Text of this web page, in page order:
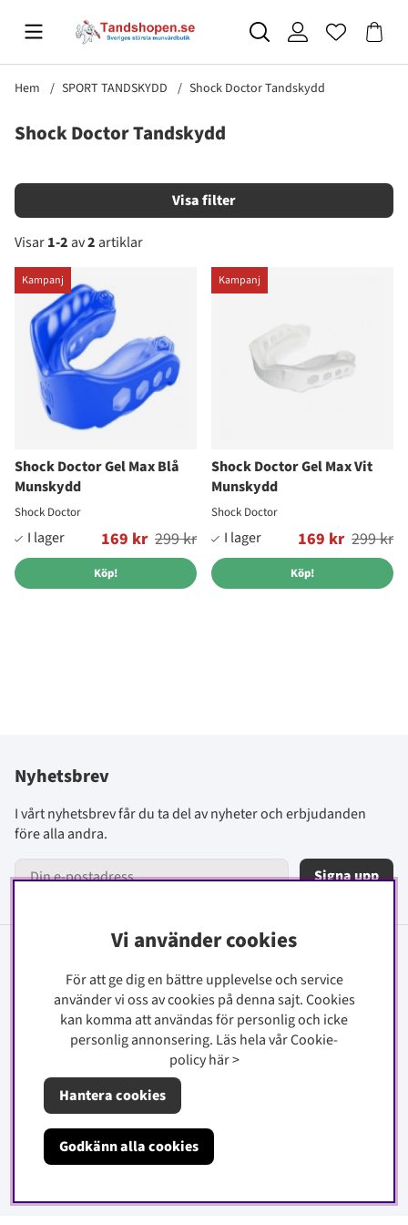
Hem SPORT TANDSKYDD Shock Doctor Tandskydd
Shock Doctor Tandskydd
Filtrera
Visar1-2 av2 artiklar
Produkter
Kampanj
Shock Doctor Gel Max Blå
Munskydd
Shock Doctor
169 kr
Ordinarie pris: 299 kr
Köp!
Kampanj
Shock Doctor Gel Max Vit
Munskydd
Shock Doctor
169 kr
Ordinarie pris: 299 kr
Köp!
Nyhetsbrev
I vårt nyhetsbrev får du ta del av nyheter och erbjudanden
före alla andra.
Signa upp
Kontakt
Köpinfo
Cookiepolicy
Om oss
Vi använder cookies
För att ge dig en bättre upplevelse och service
använder vi oss av cookies på denna sajt.Cookies
kan komma att användas för personlig och icke
personlig annonsering. Läs hela vår Cookie-
policyhär>
Hantera cookies
Godkänn alla cookies